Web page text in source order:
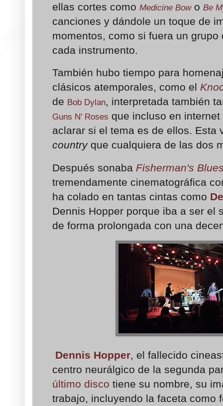
ellas cortes como Medicine Bowo Be
canciones y dándole un toque de
momentos, como si fuera un
cada instrumento.
También hubo tiempo para
clásicos atemporales, como el
de Bob Dylan, interpretada también
Guns N' Roses que incluso en
aclarar si el tema es de ellos. Esta
countryque cualquiera de las dos
Después sonaba Fisherman's
tremendamente cinematográfica
ha colado en tantas cintas como
Dennis Hopper porque iba a ser el
de forma prolongada con una
Dennis Hopper, el fallecido
centro neurálgico de la segunda
último disco tiene su nombre, su
trabajo, incluyendo la faceta como